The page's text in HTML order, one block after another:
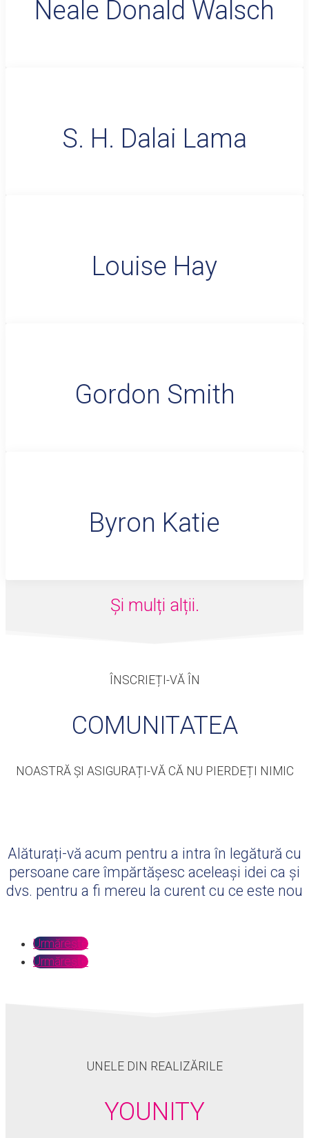
Neale Donald Walsch
S. H. Dalai Lama
Louise Hay
Gordon Smith
Byron Katie
Și mulți alții.
ÎNSCRIEȚI-VĂ ÎN
COMUNITATEA
NOASTRĂ ȘI ASIGURAȚI-VĂ CĂ NU PIERDEȚI NIMIC
Alăturați-vă acum pentru a intra în legătură cu
persoane care împărtășesc aceleași idei ca și
dvs. pentru a fi mereu la curent cu ce este nou
Urmărește
Urmărește
UNELE DIN REALIZĂRILE
YOUNITY